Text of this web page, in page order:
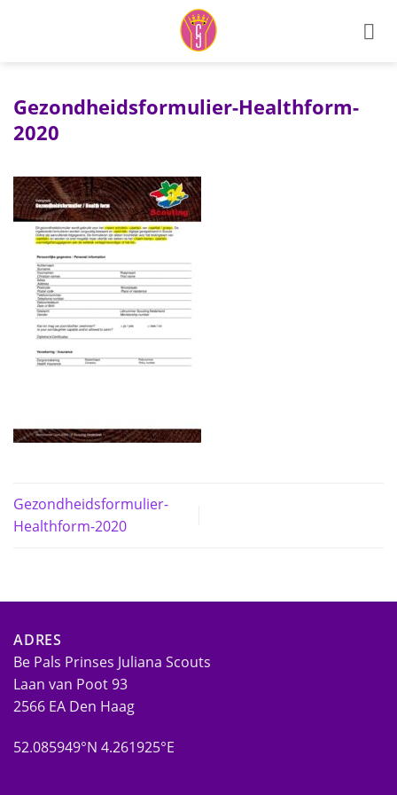
Gezondheidsformulier-Healthform-
2020
Gezondheidsformulier-
Healthform-2020
ADRES
Be Pals Prinses Juliana Scouts
Laan van Poot 93
2566 EA Den Haag
52.085949°N 4.261925°E